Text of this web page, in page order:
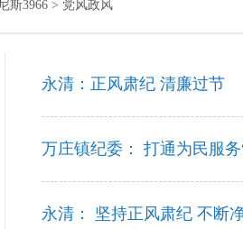
斯3966 > 党风政风
永清：正风肃纪 清廉过节
万庄镇纪委： 打通为民服
永清： 坚持正风肃纪 不断